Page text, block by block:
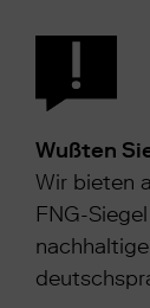
Wußten
Wir bieten
FNG-Siegel